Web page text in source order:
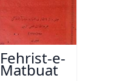
Fehrist-e-
Matbuat